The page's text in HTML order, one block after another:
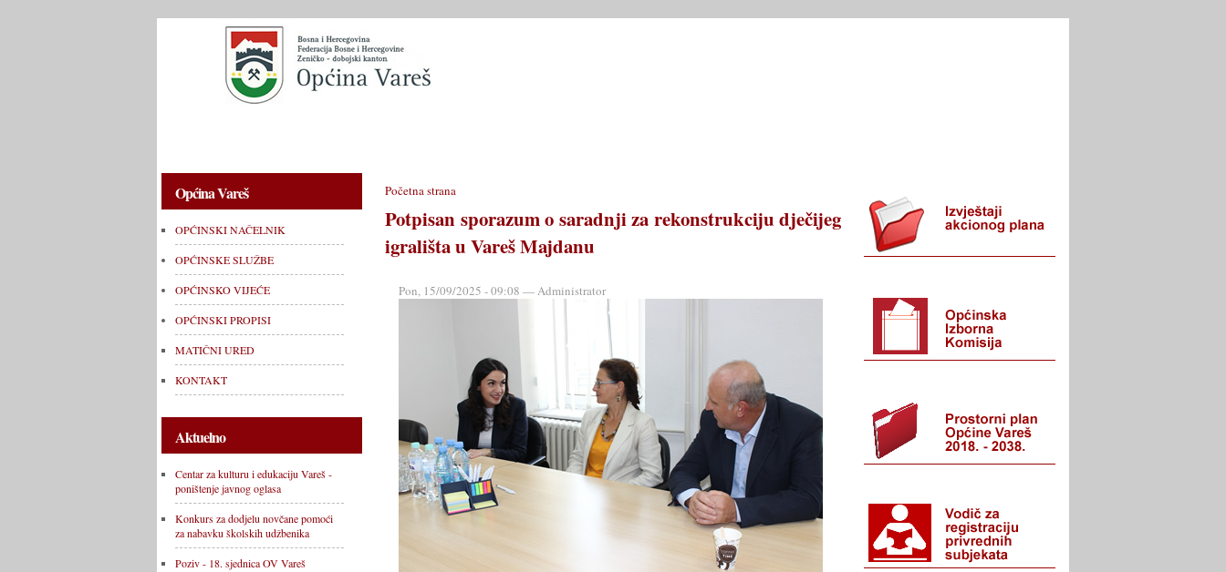
Općina Vareš
OPĆINSKI NAČELNIK
OPĆINSKE SLUŽBE
OPĆINSKO VIJEĆE
OPĆINSKI PROPISI
MATIČNI URED
KONTAKT
Aktuelno
Centar za kulturu i edukaciju Vareš -
poništenje javnog oglasa
Konkurs za dodjelu novčane pomoći
za nabavku školskih udžbenika
Poziv - 18. sjednica OV Vareš
Početna strana
Potpisan sporazum o saradnji za rekonstrukciju dječijeg
igrališta u Vareš Majdanu
Pon, 15/09/2025 - 09:08 — Administrator